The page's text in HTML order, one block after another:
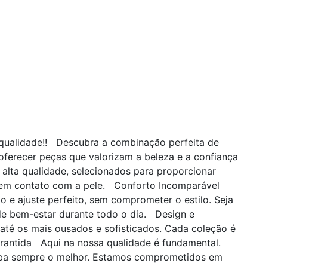
Descubra a combinação perfeita de
peças que valorizam a beleza e a confiança
qualidade, selecionados para proporcionar
contato com a pele. Conforto Incomparável
e ajuste perfeito, sem comprometer o estilo. Seja
bem-estar durante todo o dia. Design e
os mais ousados e sofisticados. Cada coleção é
Aqui na nossa qualidade é fundamental.
sempre o melhor. Estamos comprometidos em